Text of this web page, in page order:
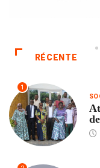
RÉCENTE
1